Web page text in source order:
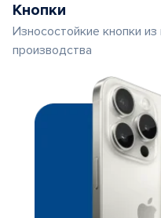
Кнопки
Износостойкие кнопки
производства